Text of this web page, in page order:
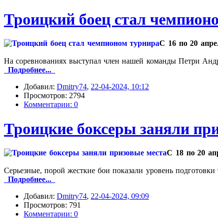
Троицкий боец стал
С 16 по 20
На соревнованиях выступал член нашей команды Петри
Подробнее...
Добавил: Dmitry74, 22-04-2024, 10:12
Просмотров: 2794
Комментарии: 0
Троицкие боксеры заняли
С 18 по 20
Серьезные, порой жесткие бои показали уровень подготовки
Подробнее...
Добавил: Dmitry74, 22-04-2024, 09:09
Просмотров: 791
Комментарии: 0